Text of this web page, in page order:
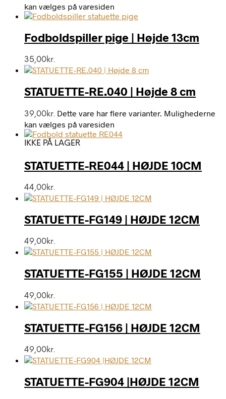
kan vælges på varesiden
Fodboldspiller pige | Højde 13cm
35,00kr.
STATUETTE-RE.040 | Højde 8 cm
39,00kr. Dette vare har flere varianter. Mulighederne
kan vælges på varesiden
IKKE PÅ LAGER
STATUETTE-RE044 | HØJDE 10CM
44,00kr.
STATUETTE-FG149 | HØJDE 12CM
49,00kr.
STATUETTE-FG155 | HØJDE 12CM
49,00kr.
STATUETTE-FG156 | HØJDE 12CM
49,00kr.
STATUETTE-FG904 |HØJDE 12CM